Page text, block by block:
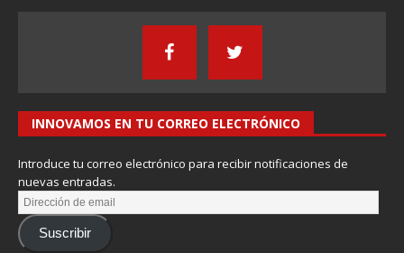
INNOVAMOS EN TU CORREO ELECTRÓNICO
Introduce tu correo electrónico para recibir notificaciones de
nuevas entradas.
Suscribir